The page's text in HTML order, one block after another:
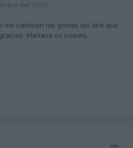
del 2005
me cambien las gomas les diré que
Mañana os cuento.